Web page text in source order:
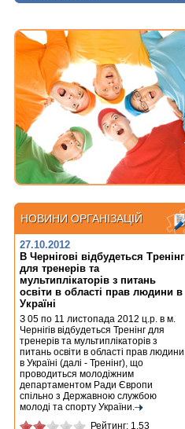
НОВИНИ ОРГАНІЗАЦІЙ
НОВИНИ ОРГАНІЗАЦІЙ
27.10.2012
В Чернігові відбудеться Тренінг
для тренерів та
мультиплікаторів з питань
освіти в області прав людини в
Україні
З 05 по 11 листопада 2012 ц.р. в м.
Чернігів відбудеться Тренінг для
тренерів та мультиплікаторів з
питань освіти в області прав людини
в Україні (далі - Тренінг), що
проводиться молодіжним
департаментом Ради Європи
спільно з Державною службою
молоді та спорту України.
Рейтинг: 1.53